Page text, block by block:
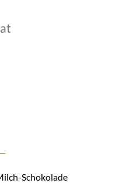
Schokolade